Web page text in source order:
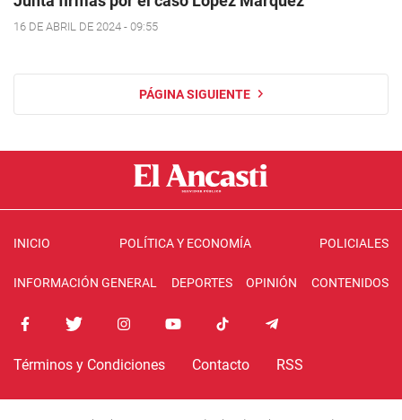
16 DE ABRIL DE 2024 - 09:55
PÁGINA SIGUIENTE
INICIO POLÍTICA Y ECONOMÍA POLICIALES
INFORMACIÓN GENERAL DEPORTES OPINIÓN CONTENIDOS
Términos y Condiciones Contacto RSS